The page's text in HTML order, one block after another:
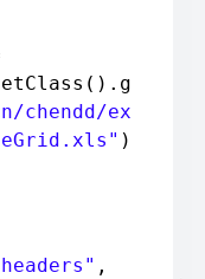
chendd/ex
)
,